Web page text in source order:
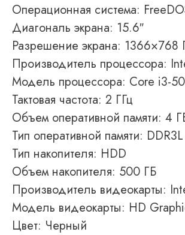
Операционная система:
Диагональ экрана: 15.6″
Разрешение экрана: 1366×768
Производитель процессора:
Модель процессора: Core i3-
Тактовая частота: 2 ГГц
Объем оперативной памяти: 4
Тип оперативной памяти: DDR3L
Тип накопителя: HDD
Объем накопителя: 500 ГБ
Производитель видеокарты:
Модель видеокарты: HD
Цвет: Черный